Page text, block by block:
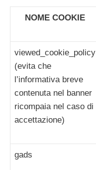
NOME COOKIE
viewed_cookie_policy
(evita che
l’informativa breve
contenuta nel banner
ricompaia nel caso di
accettazione)
gads